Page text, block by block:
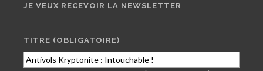
JE VEUX RECEVOIR LA NEWSLETTER
TITRE (OBLIGATOIRE)